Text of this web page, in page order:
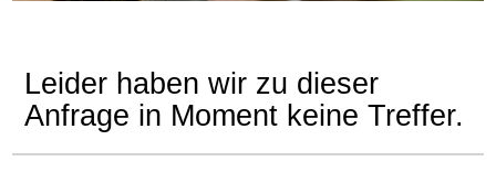
Leider haben wir zu dieser
Anfrage in Moment keine Treffer.